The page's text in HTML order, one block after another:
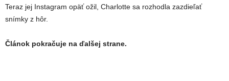
Teraz jej Instagram opäť ožil, Charlotte sa rozhodla zazdieľať
snímky z hôr.
Článok pokračuje na ďalšej strane.